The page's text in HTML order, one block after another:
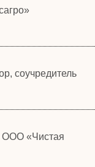
соучредитель
ООО «Чистая